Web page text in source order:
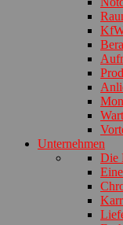
Unternehmen
Die